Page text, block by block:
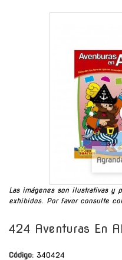
Las imágenes son ilustrativas y
exhibidos. Por favor consulte
424 Aventuras En
Código: 340424